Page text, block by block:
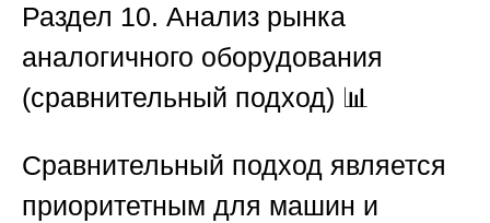
Раздел 10. Анализ рынка
аналогичного оборудования
(сравнительный подход) 📊
Сравнительный подход является
приоритетным для машин и